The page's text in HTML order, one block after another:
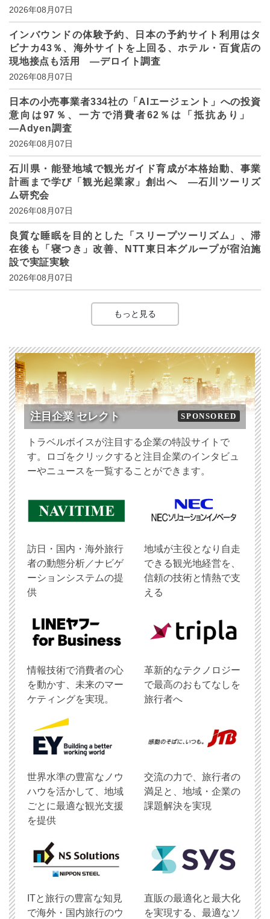
2026年08月07日
インバウンドの体験予約、日本の予約サイト利用はタ
ビナカ43％、海外サイトを上回る、ホテル・百貨店の
現地接点も活用 ―デロイト調査
2026年08月07日
日本の小売事業者334社の「AIエージェント」への投資
意向は97％、一方で消費者62％は「抵抗あり」
―Adyen調査
2026年08月07日
石川県・能登地域で観光ガイド育成が本格始動、事業
計画まで学び「観光起業家」創出へ ―石川ツーリズ
ム研究会
2026年08月07日
良質な睡眠を目的とした「スリープツーリズム」、滞
在後も「寝つき」改善、NTT東日本グループが宿泊施
設で実証実験
2026年08月07日
もっと見る
注目企業 セレクト SPONSORED
トラベルボイスが注目する企業の特設サイトで
す。ロゴをクリックすると注目企業のインタビュ
ーやニュースを一覧することができます。
訪日・国内・海外旅行
者の動態分析／ナビゲ
ーションシステムの提
供
地域が主役となり自走
できる観光地経営を、
信頼の技術と情熱で支
える
情報技術で消費者の心
を動かす、未来のマー
ケティングを実現。
革新的なテクノロジー
で最高のおもてなしを
旅行者へ
世界水準の豊富なノウ
ハウを活かして、地域
ごとに最適な観光支援
を提供
交流の力で、旅行者の
満足と、地域・企業の
課題解決を実現
ITと旅行の豊富な知見
で海外・国内旅行のウ
直販の最適化と最大化
を実現する、最適なソ